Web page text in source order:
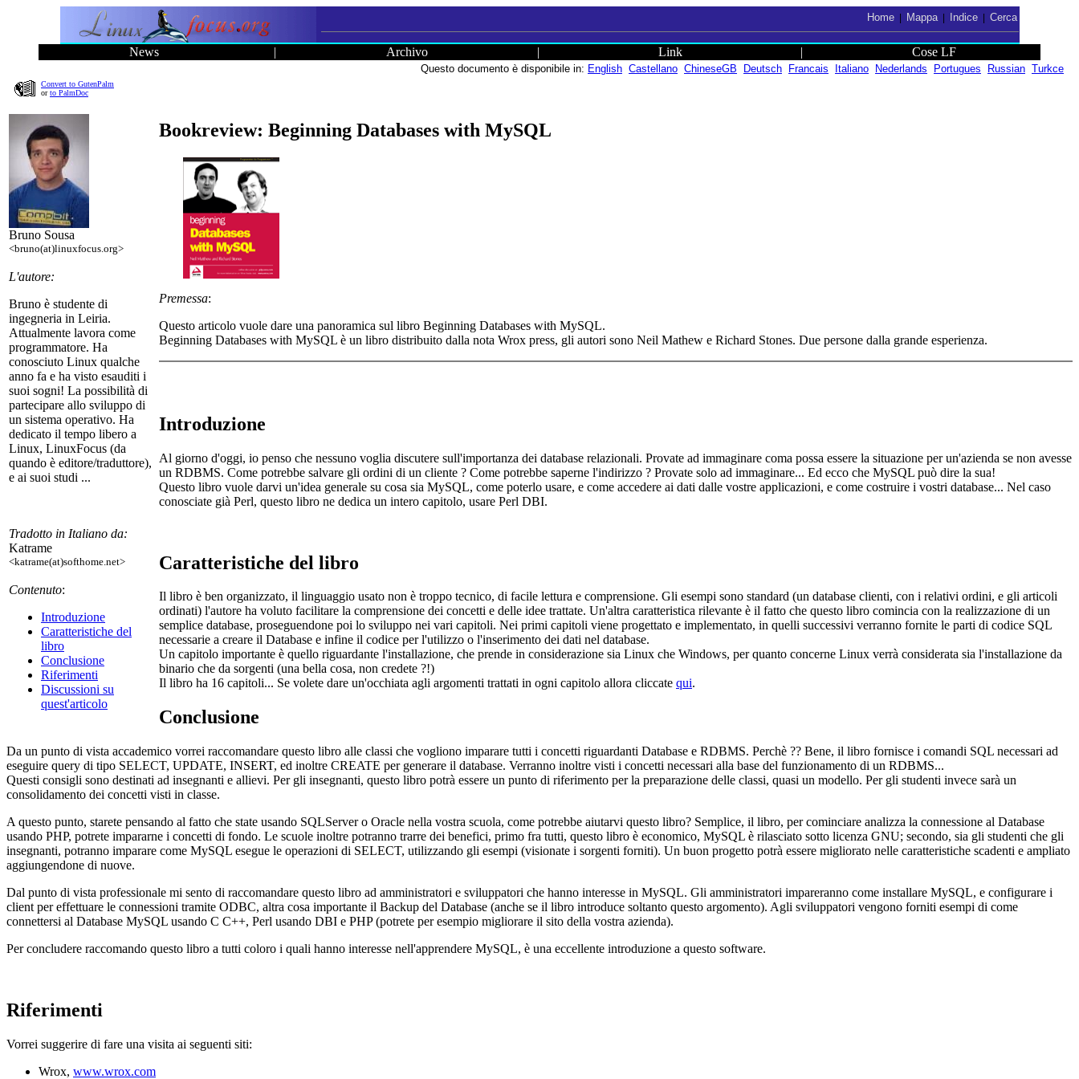
Home| Mappa| Indice| Cerca
News | Archivo | Link | Cose LF
Questo documento è disponibile in: English Castellano ChineseGB Deutsch Francais Italiano Nederlands Portugues Russian Turkce
Convert to GutenPalm
orto PalmDoc
Bruno Sousa
<bruno(at)linuxfocus.org>
L'autore:
Bruno è studente di
ingegneria in Leiria.
Attualmente lavora come
programmatore. Ha
conosciuto Linux qualche
anno fa e ha visto esauditi i
suoi sogni! La possibilità di
partecipare allo sviluppo di
un sistema operativo. Ha
dedicato il tempo libero a
Linux, LinuxFocus (da
quando è editore/traduttore),
e ai suoi studi ...
Tradotto in Italiano da:
Katrame
<katrame(at)softhome.net>
Contenuto:
Introduzione
Caratteristiche del
libro
Conclusione
Riferimenti
Discussioni su
quest'articolo
Bookreview: Beginning Databases with MySQL
Premessa:
Questo articolo vuole dare una panoramica sul libro Beginning Databases with MySQL.
Beginning Databases with MySQL è un libro distribuito dalla nota Wrox press, gli autori sono Neil Mathew e Richard Stones. Due persone dalla grande esperienza.
Introduzione
Al giorno d'oggi, io penso che nessuno voglia discutere sull'importanza dei database relazionali. Provate ad immaginare coma possa essere la situazione per un'azienda se non avesse
un RDBMS. Come potrebbe salvare gli ordini di un cliente ? Come potrebbe saperne l'indirizzo ? Provate solo ad immaginare... Ed ecco che MySQL può dire la sua!
Questo libro vuole darvi un'idea generale su cosa sia MySQL, come poterlo usare, e come accedere ai dati dalle vostre applicazioni, e come costruire i vostri database... Nel caso
conosciate già Perl, questo libro ne dedica un intero capitolo, usare Perl DBI.
Caratteristiche del libro
Il libro è ben organizzato, il linguaggio usato non è troppo tecnico, di facile lettura e comprensione. Gli esempi sono standard (un database clienti, con i relativi ordini, e gli articoli
ordinati) l'autore ha voluto facilitare la comprensione dei concetti e delle idee trattate. Un'altra caratteristica rilevante è il fatto che questo libro comincia con la realizzazione di un
semplice database, proseguendone poi lo sviluppo nei vari capitoli. Nei primi capitoli viene progettato e implementato, in quelli successivi verranno fornite le parti di codice SQL
necessarie a creare il Database e infine il codice per l'utilizzo o l'inserimento dei dati nel database.
Un capitolo importante è quello riguardante l'installazione, che prende in considerazione sia Linux che Windows, per quanto concerne Linux verrà considerata sia l'installazione da
binario che da sorgenti (una bella cosa, non credete ?!)
Il libro ha 16 capitoli... Se volete dare un'occhiata agli argomenti trattati in ogni capitolo allora cliccate qui.
Conclusione
Da un punto di vista accademico vorrei raccomandare questo libro alle classi che vogliono imparare tutti i concetti riguardanti Database e RDBMS. Perchè ?? Bene, il libro fornisce i comandi SQL necessari ad
eseguire query di tipo SELECT, UPDATE, INSERT, ed inoltre CREATE per generare il database. Verranno inoltre visti i concetti necessari alla base del funzionamento di un RDBMS...
Questi consigli sono destinati ad insegnanti e allievi. Per gli insegnanti, questo libro potrà essere un punto di riferimento per la preparazione delle classi, quasi un modello. Per gli studenti invece sarà un
consolidamento dei concetti visti in classe.
A questo punto, starete pensando al fatto che state usando SQLServer o Oracle nella vostra scuola, come potrebbe aiutarvi questo libro? Semplice, il libro, per cominciare analizza la connessione al Database
usando PHP, potrete impararne i concetti di fondo. Le scuole inoltre potranno trarre dei benefici, primo fra tutti, questo libro è economico, MySQL è rilasciato sotto licenza GNU; secondo, sia gli studenti che gli
insegnanti, potranno imparare come MySQL esegue le operazioni di SELECT, utilizzando gli esempi (visionate i sorgenti forniti). Un buon progetto potrà essere migliorato nelle caratteristiche scadenti e ampliato
aggiungendone di nuove.
Dal punto di vista professionale mi sento di raccomandare questo libro ad amministratori e sviluppatori che hanno interesse in MySQL. Gli amministratori impareranno come installare MySQL, e configurare i
client per effettuare le connessioni tramite ODBC, altra cosa importante il Backup del Database (anche se il libro introduce soltanto questo argomento). Agli sviluppatori vengono forniti esempi di come
connettersi al Database MySQL usando C C++, Perl usando DBI e PHP (potrete per esempio migliorare il sito della vostra azienda).
Per concludere raccomando questo libro a tutti coloro i quali hanno interesse nell'apprendere MySQL, è una eccellente introduzione a questo software.
Riferimenti
Vorrei suggerire di fare una visita ai seguenti siti:
Wrox, www.wrox.com